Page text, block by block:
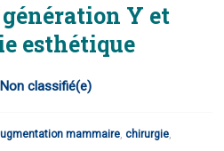
Y et
esthétique
Non classifié(e)
mammaire,chirurgie,